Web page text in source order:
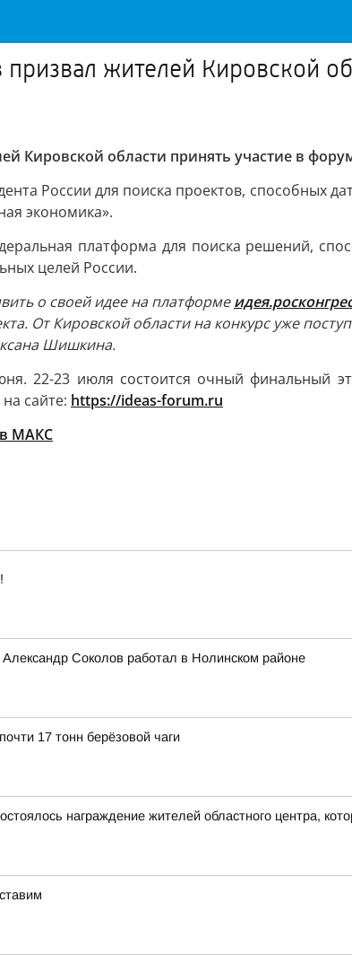
жителей Кировской
Кировской области принять участие в
России для поиска проектов, способных
экономика».
платформа для поиска решений,
целей России.
о своей идее на платформе
От Кировской области на конкурс уже
Шишкина.
22-23 июля состоится очный финальный
сайте: https://ideas-forum.ru
в МАКС
Александр Соколов работал в Нолинском районе
17 тонн берёзовой чаги
награждение жителей областного центра,